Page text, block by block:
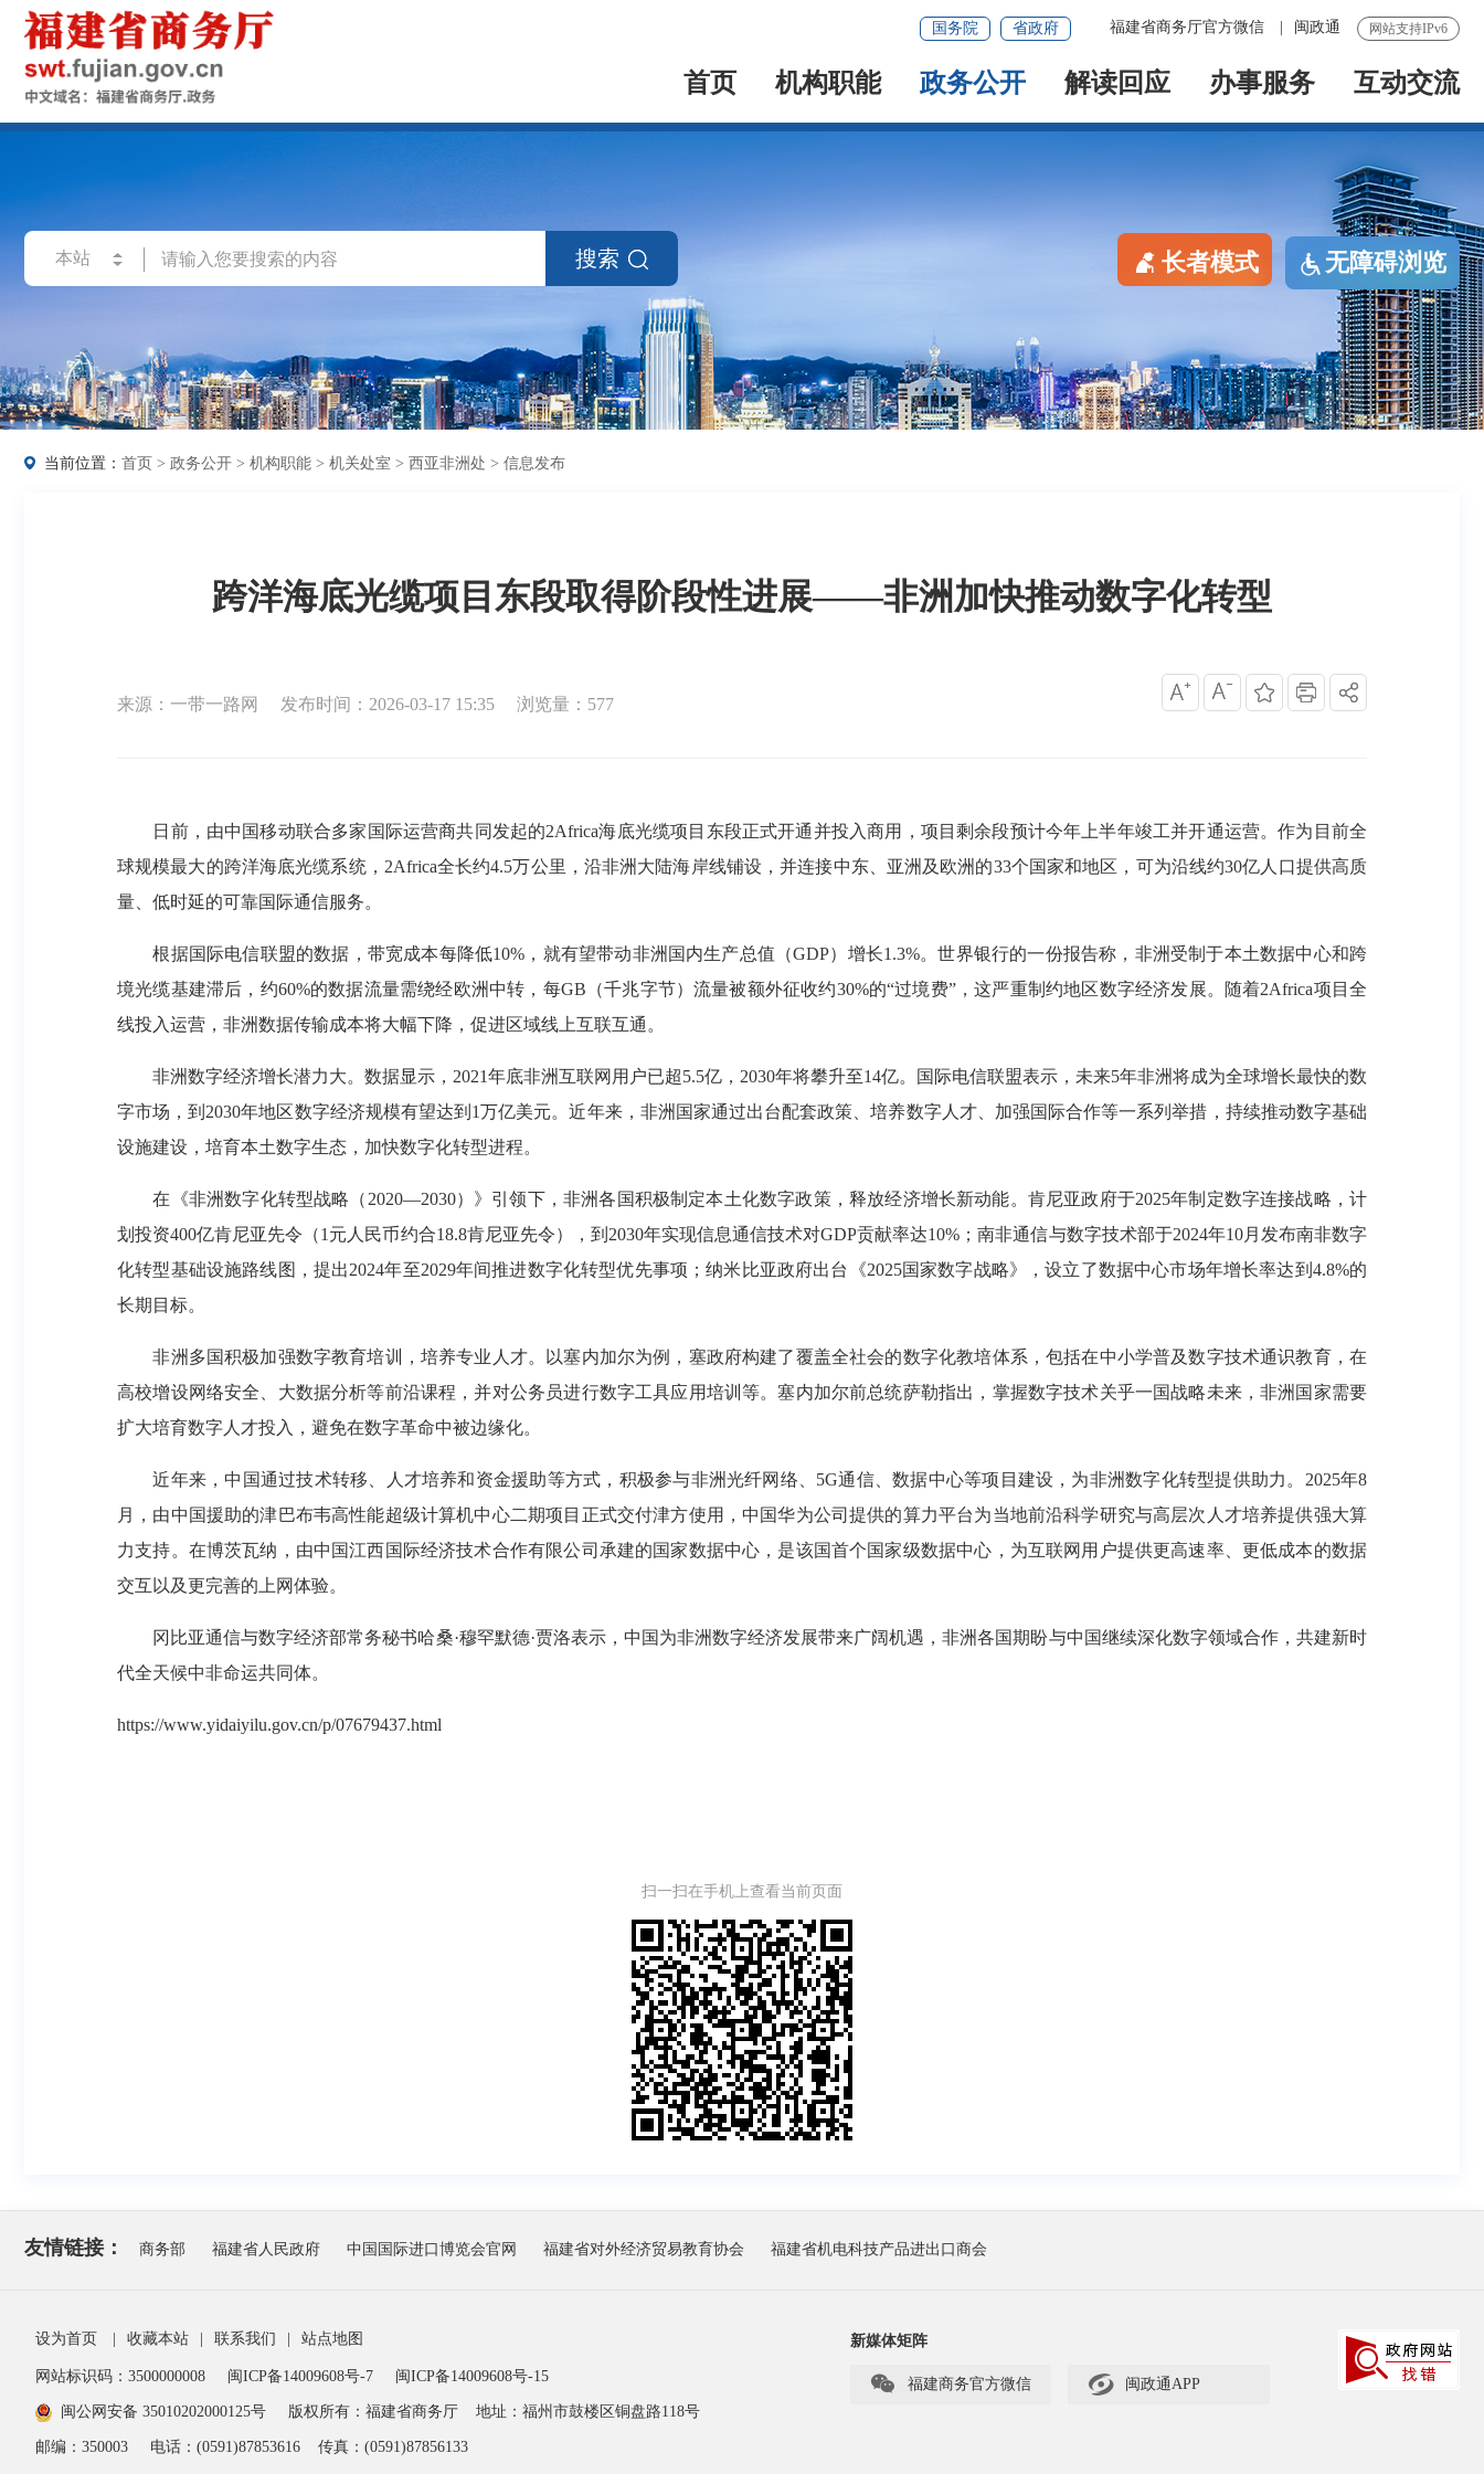
网站支持IPv6
福建省商务厅官方微信 闽政通
国务院 省政府
首页 机构职能 政务公开 解读回应 办事服务 互动交流
搜索 长者模式 无障碍浏览
当前位置： 首页 > 政务公开 > 机构职能 > 机关处室 > 西亚非洲处 > 信息发布
跨洋海底光缆项目东段取得阶段性进展——非洲加快推动数字化转型
来源：一带一路网 发布时间：2026-03-17 15:35 浏览量：577
日前，由中国移动联合多家国际运营商共同发起的2Africa海底光缆项目东段正式开通并投入商用，项目剩余段预计今年上半年竣工并开通运营。作为目前全
球规模最大的跨洋海底光缆系统，2Africa全长约4.5万公里，沿非洲大陆海岸线铺设，并连接中东、亚洲及欧洲的33个国家和地区，可为沿线约30亿人口提供高质
量、低时延的可靠国际通信服务。
根据国际电信联盟的数据，带宽成本每降低10%，就有望带动非洲国内生产总值（GDP）增长1.3%。世界银行的一份报告称，非洲受制于本土数据中心和跨
境光缆基建滞后，约60%的数据流量需绕经欧洲中转，每GB（千兆字节）流量被额外征收约30%的“过境费”，这严重制约地区数字经济发展。随着2Africa项目全
线投入运营，非洲数据传输成本将大幅下降，促进区域线上互联互通。
非洲数字经济增长潜力大。数据显示，2021年底非洲互联网用户已超5.5亿，2030年将攀升至14亿。国际电信联盟表示，未来5年非洲将成为全球增长最快的数
字市场，到2030年地区数字经济规模有望达到1万亿美元。近年来，非洲国家通过出台配套政策、培养数字人才、加强国际合作等一系列举措，持续推动数字基础
设施建设，培育本土数字生态，加快数字化转型进程。
在《非洲数字化转型战略（2020—2030）》引领下，非洲各国积极制定本土化数字政策，释放经济增长新动能。肯尼亚政府于2025年制定数字连接战略，计
划投资400亿肯尼亚先令（1元人民币约合18.8肯尼亚先令），到2030年实现信息通信技术对GDP贡献率达10%；南非通信与数字技术部于2024年10月发布南非数字
化转型基础设施路线图，提出2024年至2029年间推进数字化转型优先事项；纳米比亚政府出台《2025国家数字战略》，设立了数据中心市场年增长率达到4.8%的
长期目标。
非洲多国积极加强数字教育培训，培养专业人才。以塞内加尔为例，塞政府构建了覆盖全社会的数字化教培体系，包括在中小学普及数字技术通识教育，在
高校增设网络安全、大数据分析等前沿课程，并对公务员进行数字工具应用培训等。塞内加尔前总统萨勒指出，掌握数字技术关乎一国战略未来，非洲国家需要
扩大培育数字人才投入，避免在数字革命中被边缘化。
近年来，中国通过技术转移、人才培养和资金援助等方式，积极参与非洲光纤网络、5G通信、数据中心等项目建设，为非洲数字化转型提供助力。2025年8
月，由中国援助的津巴布韦高性能超级计算机中心二期项目正式交付津方使用，中国华为公司提供的算力平台为当地前沿科学研究与高层次人才培养提供强大算
力支持。在博茨瓦纳，由中国江西国际经济技术合作有限公司承建的国家数据中心，是该国首个国家级数据中心，为互联网用户提供更高速率、更低成本的数据
交互以及更完善的上网体验。
冈比亚通信与数字经济部常务秘书哈桑·穆罕默德·贾洛表示，中国为非洲数字经济发展带来广阔机遇，非洲各国期盼与中国继续深化数字领域合作，共建新时
代全天候中非命运共同体。
https://www.yidaiyilu.gov.cn/p/07679437.html
扫一扫在手机上查看当前页面
友情链接： 商务部 福建省人民政府 中国国际进口博览会官网 福建省对外经济贸易教育协会 福建省机电科技产品进出口商会
设为首页 收藏本站 联系我们 站点地图
网站标识码：3500000008 闽ICP备14009608号-7 闽ICP备14009608号-15
闽公网安备 35010202000125号 版权所有：福建省商务厅 地址：福州市鼓楼区铜盘路118号
邮编：350003 电话：(0591)87853616 传真：(0591)87856133
新媒体矩阵
 福建商务官方微信  闽政通APP